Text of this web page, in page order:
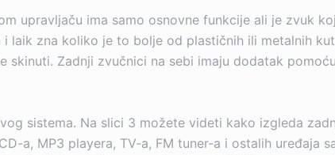
upravljaču ima samo osnovne funkcije ali je zvuk
laik zna koliko je to bolje od plastičnih ili metalnih
Zadnji zvučnici na sebi imaju dodatak
sistema. Na slici 3 možete videti kako izgleda
a, MP3 playera, TV-a, FM tuner-a i ostalih uređaja